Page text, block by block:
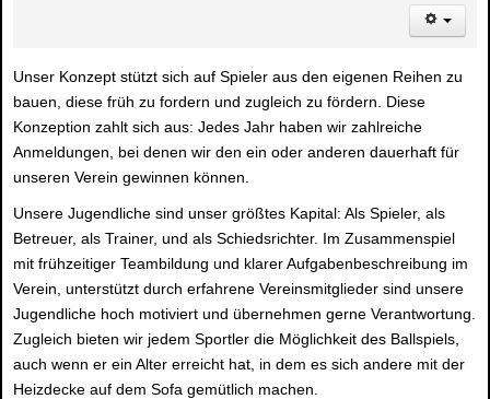
Unser Konzept stützt sich auf Spieler aus den eigenen Reihen zu
bauen, diese früh zu fordern und zugleich zu fördern. Diese
Konzeption zahlt sich aus: Jedes Jahr haben wir zahlreiche
Anmeldungen, bei denen wir den ein oder anderen dauerhaft für
unseren Verein gewinnen können.
Unsere Jugendliche sind unser größtes Kapital: Als Spieler, als
Betreuer, als Trainer, und als Schiedsrichter. Im Zusammenspiel
mit frühzeitiger Teambildung und klarer Aufgabenbeschreibung im
Verein, unterstützt durch erfahrene Vereinsmitglieder sind unsere
Jugendliche hoch motiviert und übernehmen gerne Verantwortung.
Zugleich bieten wir jedem Sportler die Möglichkeit des Ballspiels,
auch wenn er ein Alter erreicht hat, in dem es sich andere mit der
Heizdecke auf dem Sofa gemütlich machen.